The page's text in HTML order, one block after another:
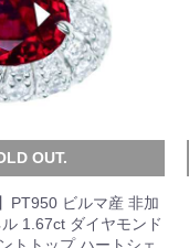
OUT.
PT950 ビルマ産 非加
1.67ct ダイヤモンド